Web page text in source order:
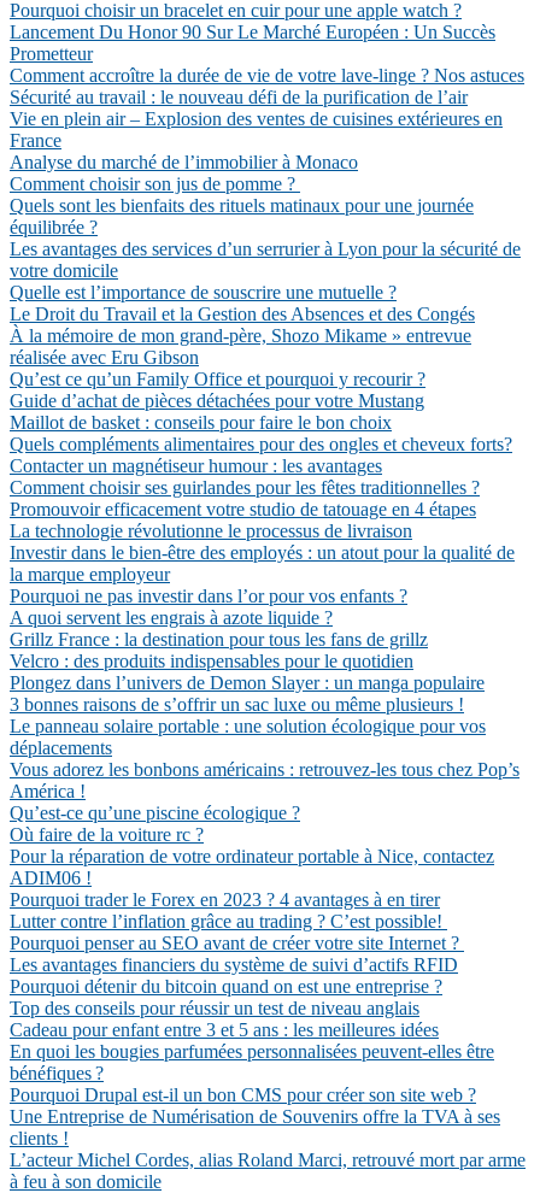
Pourquoi choisir un bracelet en cuir pour une apple watch ?
Lancement Du Honor 90 Sur Le Marché Européen : Un Succès
Prometteur
Comment accroître la durée de vie de votre lave-linge ? Nos astuces
Sécurité au travail : le nouveau défi de la purification de l’air
Vie en plein air – Explosion des ventes de cuisines extérieures en
France
Analyse du marché de l’immobilier à Monaco
Comment choisir son jus de pomme ?
Quels sont les bienfaits des rituels matinaux pour une journée
équilibrée ?
Les avantages des services d’un serrurier à Lyon pour la sécurité de
votre domicile
Quelle est l’importance de souscrire une mutuelle ?
Le Droit du Travail et la Gestion des Absences et des Congés
À la mémoire de mon grand-père, Shozo Mikame » entrevue
réalisée avec Eru Gibson
Qu’est ce qu’un Family Office et pourquoi y recourir ?
Guide d’achat de pièces détachées pour votre Mustang
Maillot de basket : conseils pour faire le bon choix
Quels compléments alimentaires pour des ongles et cheveux forts?
Contacter un magnétiseur humour : les avantages
Comment choisir ses guirlandes pour les fêtes traditionnelles ?
Promouvoir efficacement votre studio de tatouage en 4 étapes
La technologie révolutionne le processus de livraison
Investir dans le bien-être des employés : un atout pour la qualité de
la marque employeur
Pourquoi ne pas investir dans l’or pour vos enfants ?
A quoi servent les engrais à azote liquide ?
Grillz France : la destination pour tous les fans de grillz
Velcro : des produits indispensables pour le quotidien
Plongez dans l’univers de Demon Slayer : un manga populaire
3 bonnes raisons de s’offrir un sac luxe ou même plusieurs !
Le panneau solaire portable : une solution écologique pour vos
déplacements
Vous adorez les bonbons américains : retrouvez-les tous chez Pop’s
América !
Qu’est-ce qu’une piscine écologique ?
Où faire de la voiture rc ?
Pour la réparation de votre ordinateur portable à Nice, contactez
ADIM06 !
Pourquoi trader le Forex en 2023 ? 4 avantages à en tirer
Lutter contre l’inflation grâce au trading ? C’est possible!
Pourquoi penser au SEO avant de créer votre site Internet ?
Les avantages financiers du système de suivi d’actifs RFID
Pourquoi détenir du bitcoin quand on est une entreprise ?
Top des conseils pour réussir un test de niveau anglais
Cadeau pour enfant entre 3 et 5 ans : les meilleures idées
En quoi les bougies parfumées personnalisées peuvent-elles être
bénéfiques ?
Pourquoi Drupal est-il un bon CMS pour créer son site web ?
Une Entreprise de Numérisation de Souvenirs offre la TVA à ses
clients !
L’acteur Michel Cordes, alias Roland Marci, retrouvé mort par arme
à feu à son domicile